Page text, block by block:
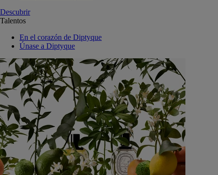
Descubrir
Talentos
En el corazón de Diptyque
Únase a Diptyque